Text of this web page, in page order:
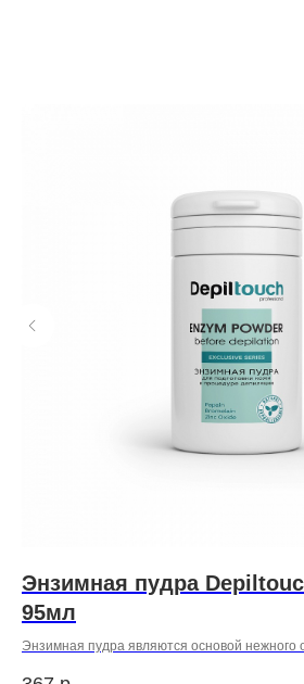
Энзимная пудра
95мл
Энзимная пудра являются основой нежного